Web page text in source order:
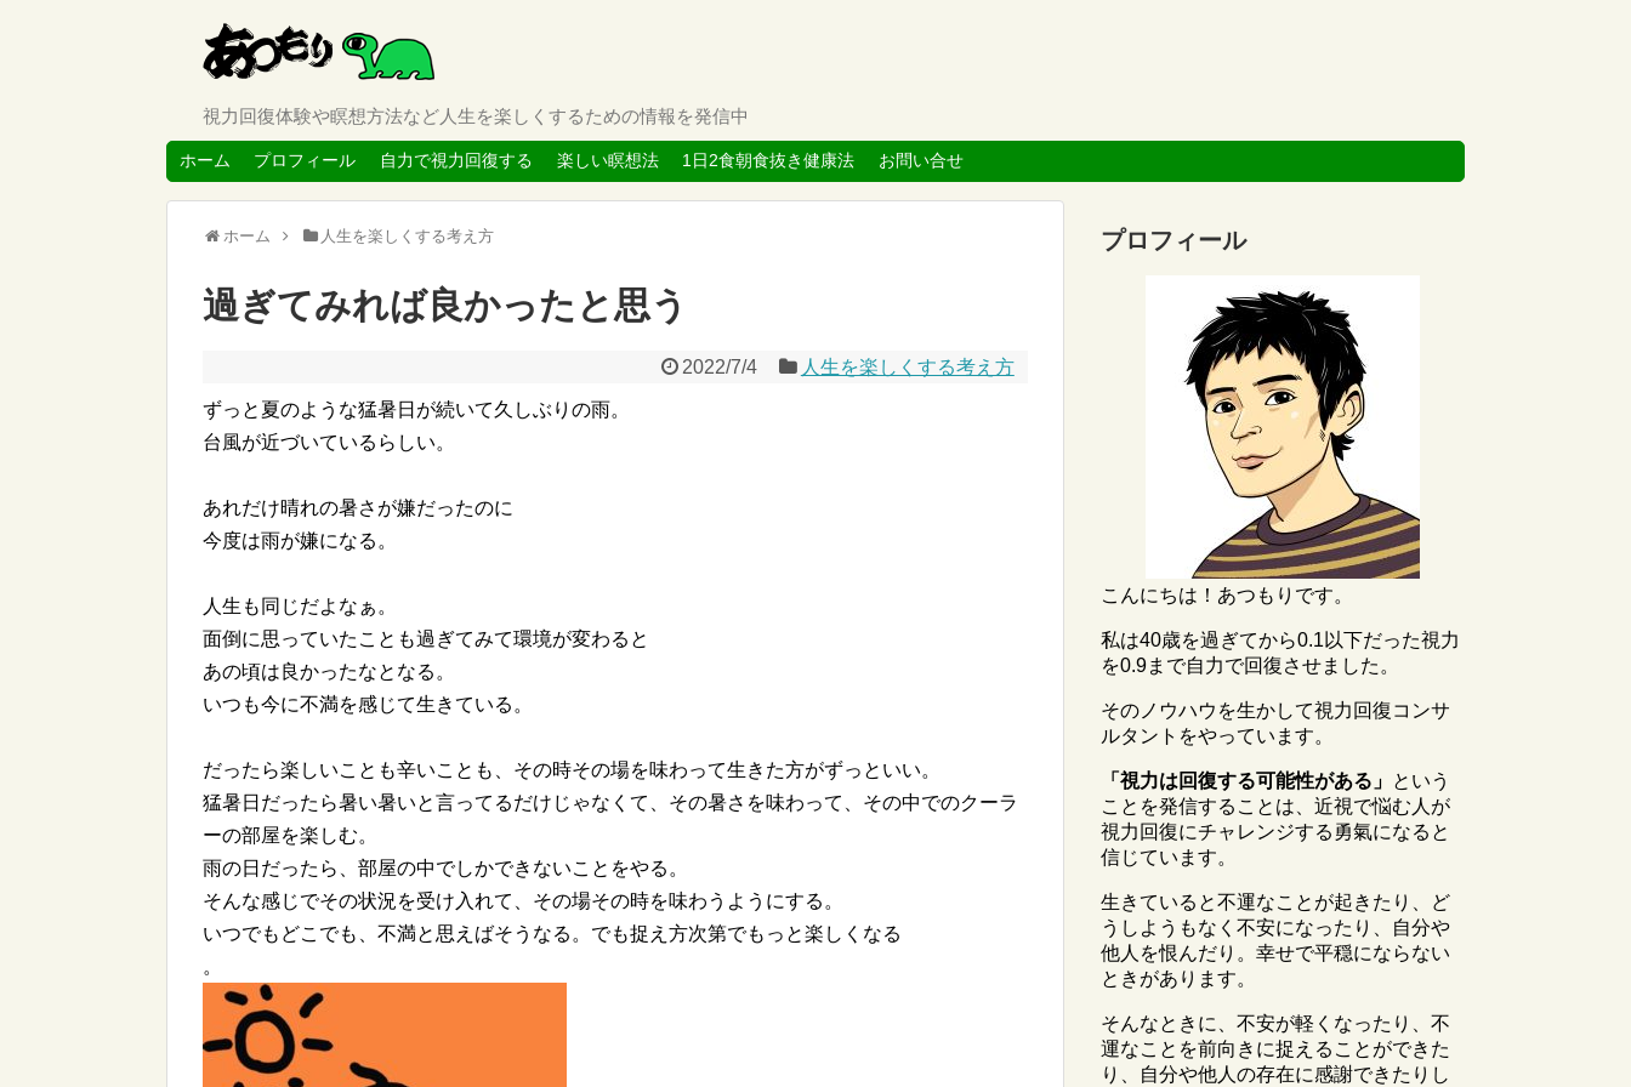
視力回復体験や瞑想方法など人生を楽しくするための情報を発信中
ホーム プロフィール 自力で視力回復する 楽しい瞑想法 1日2食朝食抜き健康法 お問い合せ
ホーム 人生を楽しくする考え方
過ぎてみれば良かったと思う
2022/7/4 人生を楽しくする考え方
ずっと夏のような猛暑日が続いて久しぶりの雨。
台風が近づいているらしい。
あれだけ晴れの暑さが嫌だったのに
今度は雨が嫌になる。
人生も同じだよなぁ。
面倒に思っていたことも過ぎてみて環境が変わると
あの頃は良かったなとなる。
いつも今に不満を感じて生きている。
だったら楽しいことも辛いことも、その時その場を味わって生きた方がずっといい。
猛暑日だったら暑い暑いと言ってるだけじゃなくて、その暑さを味わって、その中でのクーラ
ーの部屋を楽しむ。
雨の日だったら、部屋の中でしかできないことをやる。
そんな感じでその状況を受け入れて、その場その時を味わうようにする。
いつでもどこでも、不満と思えばそうなる。でも捉え方次第でもっと楽しくなる
。
プロフィール
こんにちは！あつもりです。
私は40歳を過ぎてから0.1以下だった視力
を0.9まで自力で回復させました。
そのノウハウを生かして視力回復コンサ
ルタントをやっています。
「視力は回復する可能性がある」 という
ことを発信することは、近視で悩む人が
視力回復にチャレンジする勇氣になると
信じています。
生きていると不運なことが起きたり、ど
うしようもなく不安になったり、自分や
他人を恨んだり。幸せで平穏にならない
ときがあります。
そんなときに、不安が軽くなったり、不
運なことを前向きに捉えることができた
り、自分や他人の存在に感謝できたりし